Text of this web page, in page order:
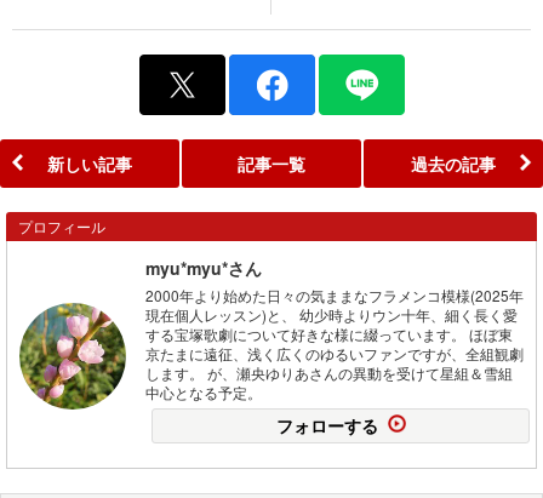
新しい記事 記事一覧 過去の記事
プロフィール
myu*myu*さん
2000年より始めた日々の気ままなフラメンコ模様(2025年
現在個人レッスン)と、 幼少時よりウン十年、細く長く愛
する宝塚歌劇について好きな様に綴っています。 ほぼ東
京たまに遠征、浅く広くのゆるいファンですが、全組観劇
します。 が、瀬央ゆりあさんの異動を受けて星組＆雪組
中心となる予定。
フォローする